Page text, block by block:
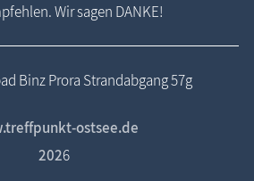
Wir sagen DANKE!
Binz Prora Strandabgang 57g
ostsee.de
2026